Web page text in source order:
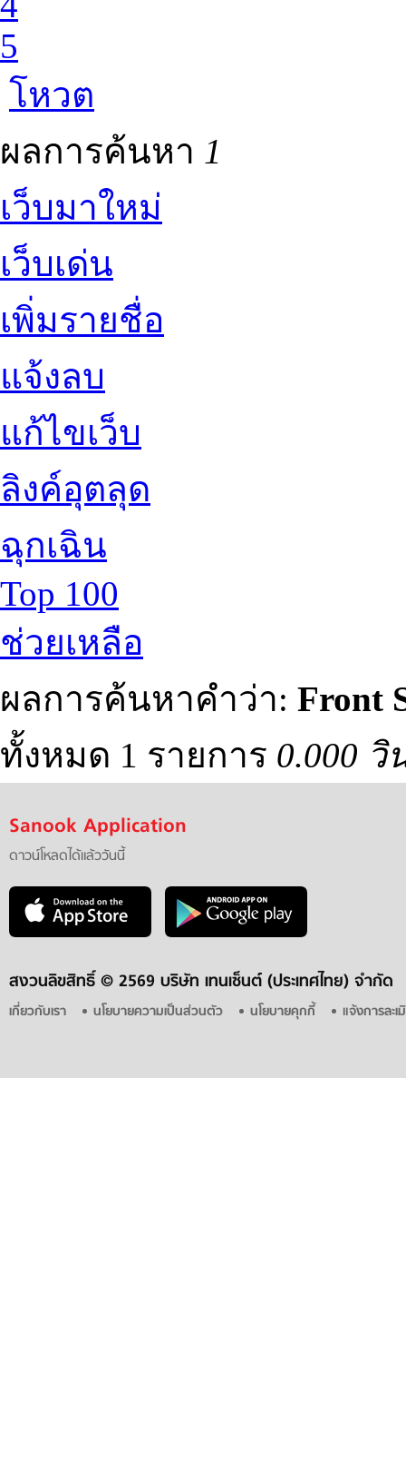
5
โหวต
ผลการค้นหา 1
เว็บมาใหม่
เว็บเด่น
เพิ่มรายชื่อ
แจ้งลบ
แก้ไขเว็บ
ลิงค์อุตลุด
ฉุกเฉิน
Top 100
ช่วยเหลือ
ผลการค้นหาคำว่า: Front
ทั้งหมด 1 รายการ 0.000 วิ
Sanook Application
ดาวน์โหลดได้แล้ววันนี้
สงวนลิขสิทธิ์ © 2569 บริษัท เทนเซ็นต์ (ประเทศไทย) จำกัด
เกี่ยวกับเรา นโยบายความเป็นส่วนตัว นโยบายคุกกี้ แจ้งการละ